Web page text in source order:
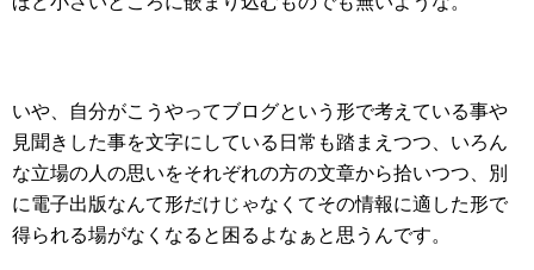
いや、自分がこうやってブログという形で考えている事や
見聞きした事を文字にしている日常も踏まえつつ、いろん
な立場の人の思いをそれぞれの方の文章から拾いつつ、別
に電子出版なんて形だけじゃなくてその情報に適した形で
得られる場がなくなると困るよなぁと思うんです。